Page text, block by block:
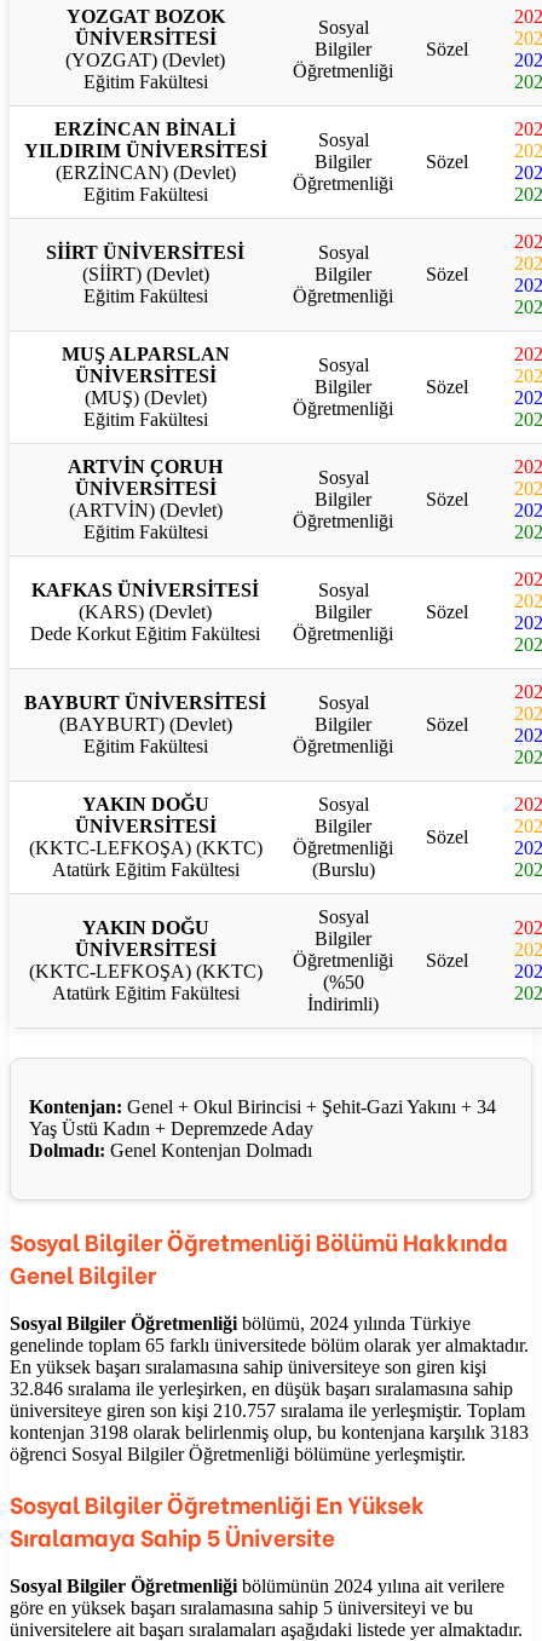
YOZGAT BOZOK
ÜNİVERSİTESİ
(YOZGAT) (Devlet)
Eğitim Fakültesi
Sosyal
Bilgiler
Öğretmenliği
Sözel
ERZİNCAN BİNALİ
YILDIRIM ÜNİVERSİTESİ
(ERZİNCAN) (Devlet)
Eğitim Fakültesi
Sosyal
Bilgiler
Öğretmenliği
Sözel
SİİRT ÜNİVERSİTESİ
(SİİRT) (Devlet)
Eğitim Fakültesi
Sosyal
Bilgiler
Öğretmenliği
Sözel
MUŞ ALPARSLAN
ÜNİVERSİTESİ
(MUŞ) (Devlet)
Eğitim Fakültesi
Sosyal
Bilgiler
Öğretmenliği
Sözel
ARTVİN ÇORUH
ÜNİVERSİTESİ
(ARTVİN) (Devlet)
Eğitim Fakültesi
Sosyal
Bilgiler
Öğretmenliği
Sözel
KAFKAS ÜNİVERSİTESİ
(KARS) (Devlet)
Dede Korkut Eğitim Fakültesi
Sosyal
Bilgiler
Öğretmenliği
Sözel
BAYBURT ÜNİVERSİTESİ
(BAYBURT) (Devlet)
Eğitim Fakültesi
Sosyal
Bilgiler
Öğretmenliği
Sözel
YAKIN DOĞU
ÜNİVERSİTESİ
(KKTC-LEFKOŞA) (KKTC)
Atatürk Eğitim Fakültesi
Sosyal
Bilgiler
Öğretmenliği
(Burslu)
Sözel
YAKIN DOĞU
ÜNİVERSİTESİ
(KKTC-LEFKOŞA) (KKTC)
Atatürk Eğitim Fakültesi
Sosyal
Bilgiler
Öğretmenliği
(%50
İndirimli)
Sözel
Kontenjan: Genel + Okul Birincisi + Şehit-Gazi Yakını + 34
Yaş Üstü Kadın + Depremzede Aday
Dolmadı: Genel Kontenjan Dolmadı
Sosyal Bilgiler Öğretmenliği Bölümü Hakkında
Genel Bilgiler
Sosyal Bilgiler Öğretmenliği bölümü, 2024 yılında Türkiye
genelinde toplam 65 farklı üniversitede bölüm olarak yer almaktadır.
En yüksek başarı sıralamasına sahip üniversiteye son giren kişi
32.846 sıralama ile yerleşirken, en düşük başarı sıralamasına sahip
üniversiteye giren son kişi 210.757 sıralama ile yerleşmiştir. Toplam
kontenjan 3198 olarak belirlenmiş olup, bu kontenjana karşılık 3183
öğrenci Sosyal Bilgiler Öğretmenliği bölümüne yerleşmiştir.
Sosyal Bilgiler Öğretmenliği En Yüksek
Sıralamaya Sahip 5 Üniversite
Sosyal Bilgiler Öğretmenliği bölümünün 2024 yılına ait verilere
göre en yüksek başarı sıralamasına sahip 5 üniversiteyi ve bu
üniversitelere ait başarı sıralamaları aşağıdaki listede yer almaktadır.